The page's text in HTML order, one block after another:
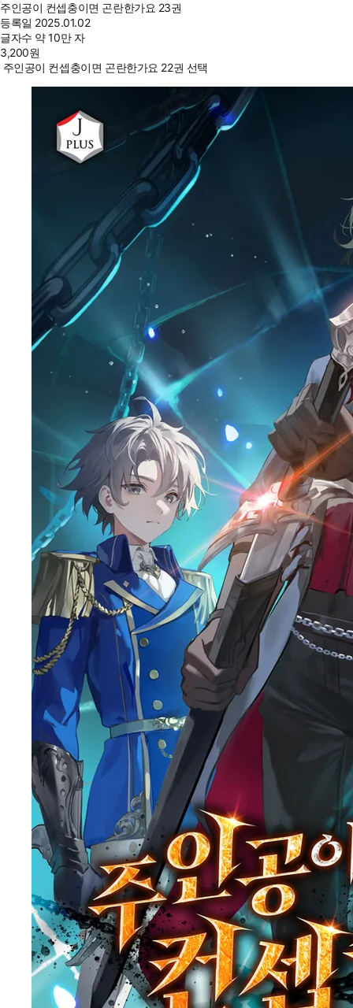
주인공이 컨셉충이면 곤란한가요 23권
등록일 2025.01.02
글자수 약 10만 자
3,200원
주인공이 컨셉충이면 곤란한가요 22권 선택